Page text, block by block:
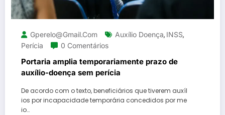
Gperelo@gmail.com Auxílio Doença, INSS,
Perícia
0 Comentários
Portaria amplia temporariamente prazo de
auxílio-doença sem perícia
De acordo com o texto, beneficiários que tiverem auxíl
ios por incapacidade temporária concedidos por me
io…